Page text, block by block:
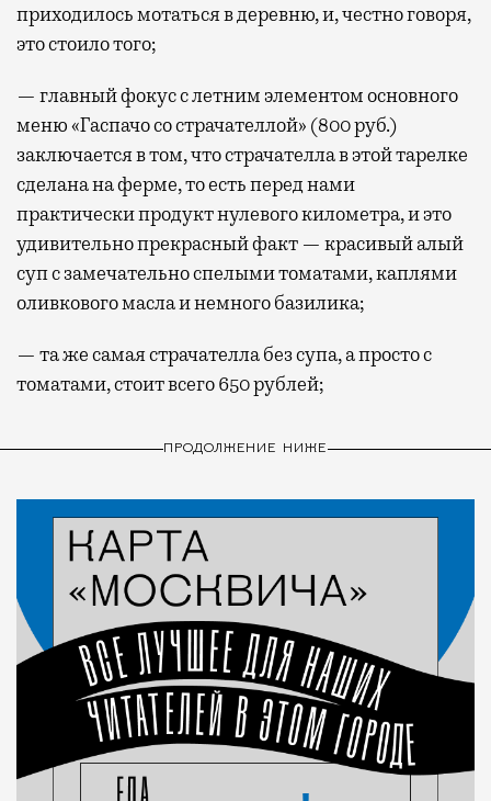
приходилось мотаться в деревню, и, честно говоря,
это стоило того;
— главный фокус с летним элементом основного
меню «Гаспачо со страчателлой» (800 руб.)
заключается в том, что страчателла в этой тарелке
сделана на ферме, то есть перед нами
практически продукт нулевого километра, и это
удивительно прекрасный факт — красивый алый
суп с замечательно спелыми томатами, каплями
оливкового масла и немного базилика;
— та же самая страчателла без супа, а просто с
томатами, стоит всего 650 рублей;
ПРОДОЛЖЕНИЕ НИЖЕ